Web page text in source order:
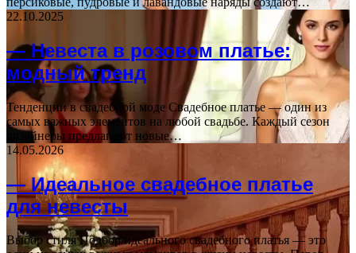
22.10.2025
— Невеста в розовом платье:
модный тренд
Тенденции в свадебной моде Свадебное платье — один из
самых важных элементов на любой свадьбе. Каждый сезон
дизайнеры предлагают новые…
14.05.2026
— Идеальное свадебное платье
для невесты
Выбор стиля Подбор идеального свадебного платья — это